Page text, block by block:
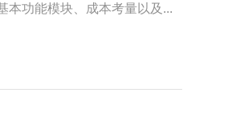
本功能模块、成本考量以及...